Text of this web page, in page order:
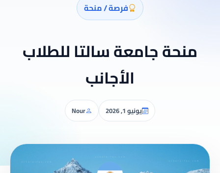
فرصة / منحة
منحة جامعة سالتا للطلاب
الأجانب
يونيو 1, 2026 Nour